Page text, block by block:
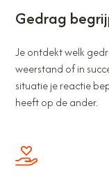
Gedrag
Je ontdekt welk
weerstand of in
situatie je reactie
heeft op de ander.